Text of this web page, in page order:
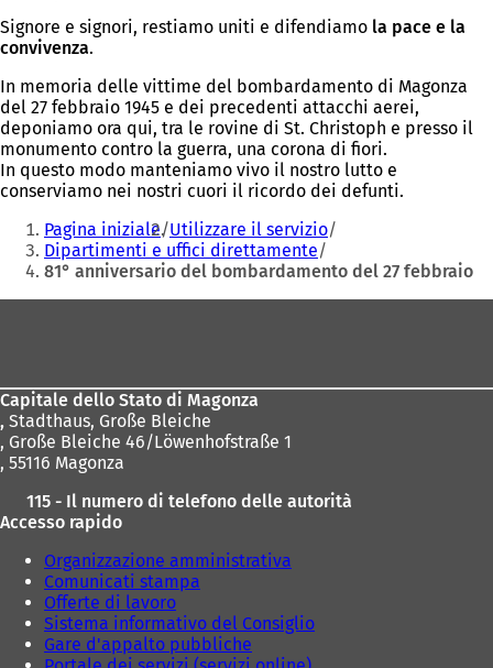
Signore e signori, restiamo uniti e difendiamo la pace e la
convivenza.
In memoria delle vittime del bombardamento di Magonza
del 27 febbraio 1945 e dei precedenti attacchi aerei,
deponiamo ora qui, tra le rovine di St. Christoph e presso il
monumento contro la guerra, una corona di fiori.
In questo modo manteniamo vivo il nostro lutto e
conserviamo nei nostri cuori il ricordo dei defunti.
Siete
qui:
Pagina iniziale Utilizzare il servizio
Dipartimenti e uffici direttamente
81° anniversario del bombardamento del 27 febbraio
Capitale dello Stato di Magonza
, Stadthaus, Große Bleiche
, Große Bleiche 46/Löwenhofstraße 1
, 55116 Magonza
115 - Il numero di telefono delle autorità
Accesso rapido
Organizzazione amministrativa
Comunicati stampa
Offerte di lavoro
Sistema informativo del Consiglio
Gare d'appalto pubbliche